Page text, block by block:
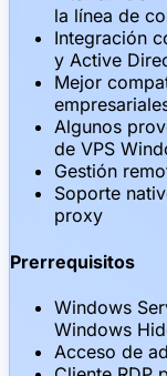
la línea de
Integración
y Active
Mejor
Algunos
de VPS
Gestión
Soporte
proxy
Prerrequisitos
Windows
Windows
Acceso de